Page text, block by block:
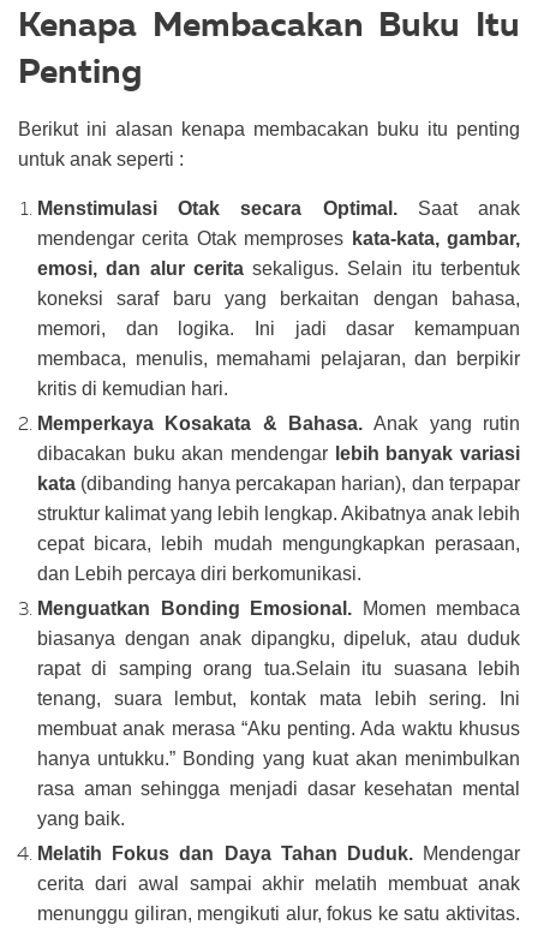
Kenapa Membacakan Buku Itu
Penting
Berikut ini alasan kenapa membacakan buku itu penting
untuk anak seperti :
Menstimulasi Otak secara Optimal. Saat anak
mendengar cerita Otak memproses kata-kata, gambar,
emosi, dan alur ceritasekaligus. Selain itu terbentuk
koneksi saraf baru yang berkaitan dengan bahasa,
memori, dan logika. Ini jadi dasar kemampuan
membaca, menulis, memahami pelajaran, dan berpikir
kritis di kemudian hari.
Memperkaya Kosakata & Bahasa.Anak yang rutin
dibacakan buku akan mendengar lebih banyak variasi
kata (dibanding hanya percakapan harian), dan terpapar
struktur kalimat yang lebih lengkap. Akibatnya anak lebih
cepat bicara, lebih mudah mengungkapkan perasaan,
dan Lebih percaya diri berkomunikasi.
Menguatkan Bonding Emosional.
Momen membaca
biasanya dengan anak dipangku, dipeluk, atau duduk
rapat di samping orang tua.Selain itu suasana lebih
tenang, suara lembut, kontak mata lebih sering. Ini
membuat anak merasa “Aku penting. Ada waktu khusus
hanya untukku.” Bonding yang kuat akan menimbulkan
rasa aman sehingga menjadi dasar kesehatan mental
yang baik.
Melatih Fokus dan Daya Tahan Duduk. Mendengar
cerita dari awal sampai akhir melatih membuat anak
menunggu giliran, mengikuti alur, fokus ke satu aktivitas.